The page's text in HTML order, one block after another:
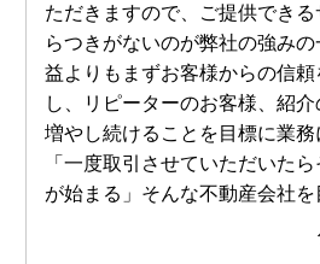
ただきますので、ご提供でき
らつきがないのが弊社の強み
益よりもまずお客様からの信
し、リピーターのお客様、紹
増やし続けることを目標に業務
「一度取引させていただいた
が始まる」そんな不動産会社を